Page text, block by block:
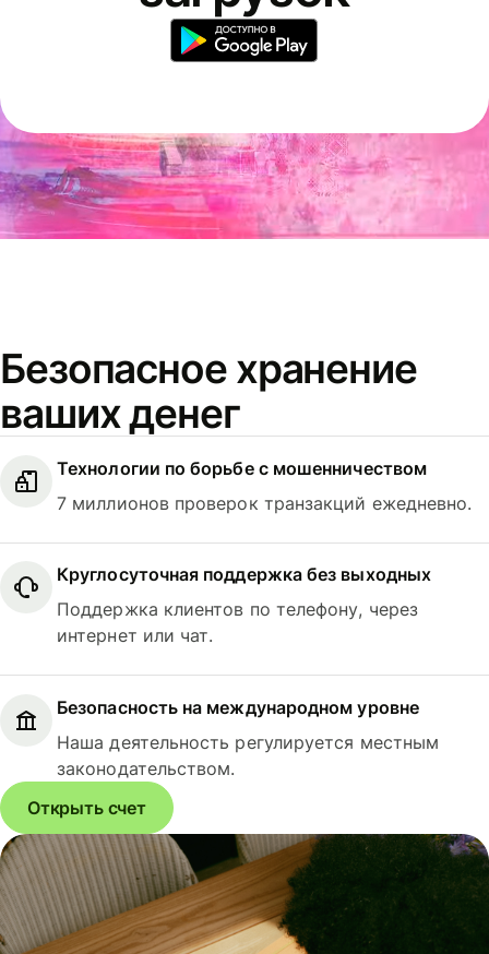
Безопасное хранение
ваших денег
Технологии по борьбе с мошенничеством
7 миллионов проверок транзакций ежедневно.
Круглосуточная поддержка без выходных
Поддержка клиентов по телефону, через
интернет или чат.
Безопасность на международном уровне
Наша деятельность регулируется местным
законодательством.
Открыть счет